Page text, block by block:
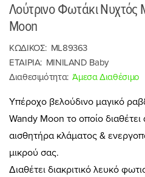
Λούτρινο Φωτάκι Νυχτός
Moon
ΚΩΔΙΚΟΣ: ML89363
ΕΤΑΙΡΙΑ: MINILAND Baby
Διαθεσιμότητα: Άμεσα Διαθέσιμο
Υπέροχο βελούδινο μαγικό
Wandy Moon το οποίο
αισθητήρα κλάματος &
μικρού σας.
Διαθέτει διακριτικό λευκό